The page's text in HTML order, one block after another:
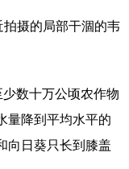
摄的局部干涸的韦
数十万公顷农作物
量降到平均水平的
向日葵只长到膝盖